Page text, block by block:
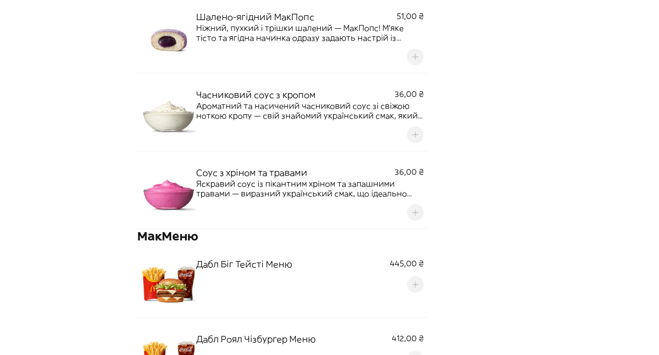
Шалено-ягідний МакПопс
51,00 ₴
Ніжний, пухкий і трішки шалений — МакПопс! М'яке
тісто та ягідна начинка одразу задають настрій із
Часниковий соус з кропом
36,00 ₴
Ароматний та насичений часниковий соус зі свіжою
ноткою кропу — свій знайомий український смак, який
Соус з хріном та травами
36,00 ₴
Яскравий соус із пікантним хріном та запашними
травами — виразний український смак, що ідеально
МакМеню
Дабл Біг Тейсті Меню 445,00 ₴
Дабл Роял Чізбургер Меню 412,00 ₴